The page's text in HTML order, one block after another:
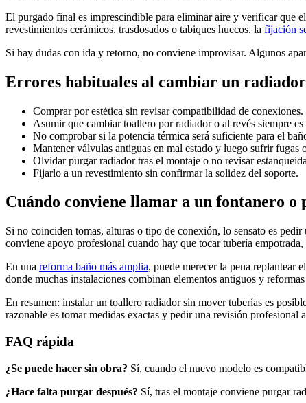
El purgado final es imprescindible para eliminar aire y verificar que
revestimientos cerámicos, trasdosados o tabiques huecos, la fijación
Si hay dudas con ida y retorno, no conviene improvisar. Algunos
Errores habituales al cambiar un
Comprar por estética sin revisar compatibilidad de conexiones.
Asumir que cambiar toallero por radiador o al revés siempre
No comprobar si la potencia térmica será suficiente para el
Mantener válvulas antiguas en mal estado y luego sufrir fugas
Olvidar purgar radiador tras el montaje o no revisar
Fijarlo a un revestimiento sin confirmar la solidez del soporte.
Cuándo conviene llamar a un fontanero
Si no coinciden tomas, alturas o tipo de conexión, lo sensato es
conviene apoyo profesional cuando hay que tocar tubería
En una reforma baño más amplia, puede merecer la pena replantear
donde muchas instalaciones combinan elementos antiguos y
En resumen: instalar un toallero radiador sin mover tuberías es
razonable es tomar medidas exactas y pedir una revisión profesional
FAQ rápida
¿Se puede hacer sin obra? Sí, cuando el nuevo modelo es
¿Hace falta purgar después? Sí, tras el montaje conviene purgar